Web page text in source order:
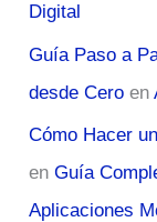
Digital
Guía Paso a
desde Cero en
Cómo Hacer
enGuía
Aplicaciones